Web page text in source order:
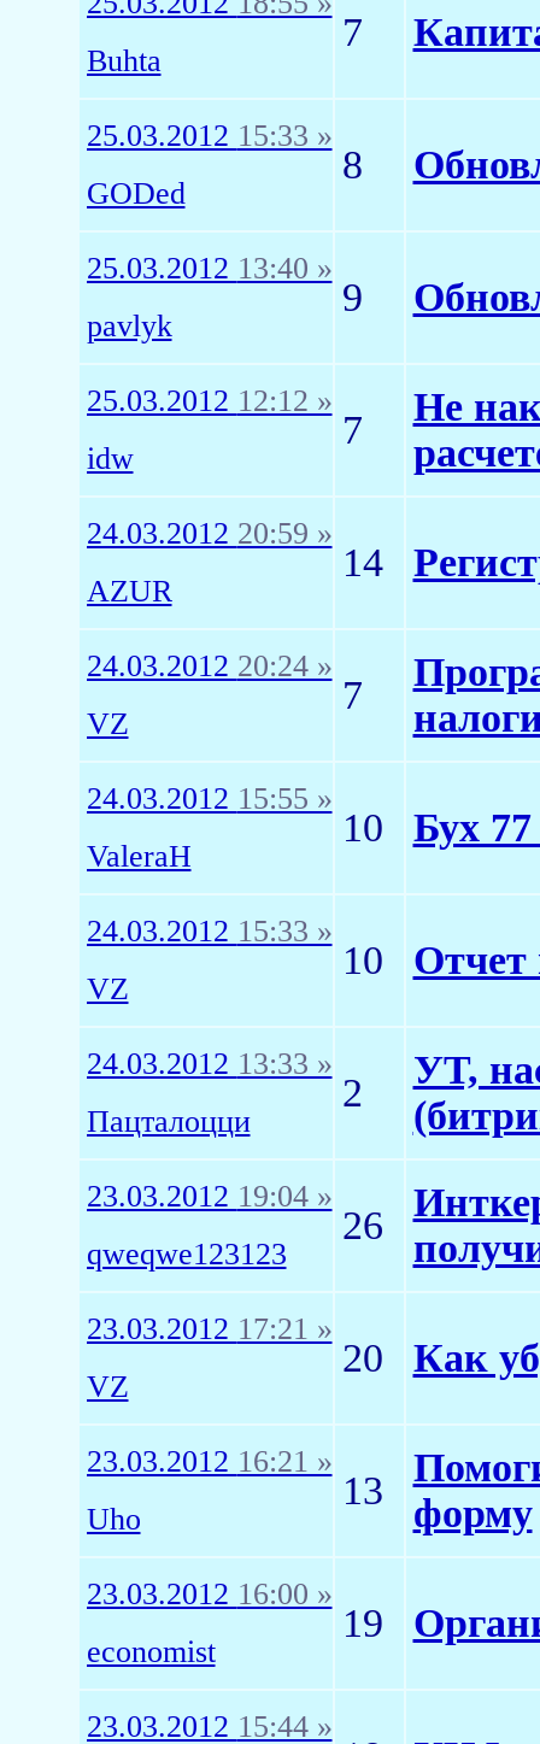
Buhta
7
25.03.2012 15:33 »
GODed
8
25.03.2012 13:40 »
pavlyk
9
25.03.2012 12:12 »
idw
7
Не
24.03.2012 20:59 »
AZUR
14
24.03.2012 20:24 »
VZ
7
24.03.2012 15:55 »
ValeraH
10 Бух
24.03.2012 15:33 »
VZ
10 Отчет
24.03.2012 13:33 »
Пацталоцци
2
УТ,
23.03.2012 19:04 »
qweqwe123123
26
23.03.2012 17:21 »
VZ
20 Как
23.03.2012 16:21 »
Uho
13
форму
23.03.2012 16:00 »
economist
19
23.03.2012 15:44 »